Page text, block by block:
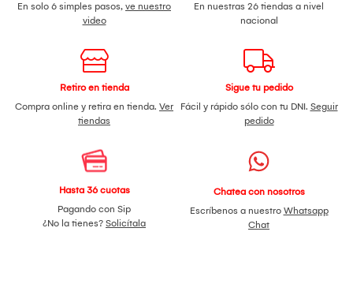
En solo 6 simples pasos, ve nuestro
video
En nuestras 26 tiendas a nivel
nacional
Retiro en tienda
Compra online y retira en tienda. Ver
tiendas
Sigue tu pedido
Fácil y rápido sólo con tu DNI. Seguir
pedido
Hasta 36 cuotas
Pagando con Sip
¿No la tienes? Solicítala
Chatea con nosotros
Escríbenos a nuestro Whatsapp
Chat